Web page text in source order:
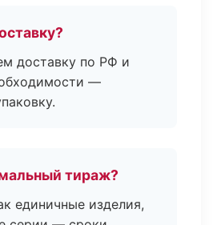
доставку по РФ и
—
тираж?
единичные изделия,